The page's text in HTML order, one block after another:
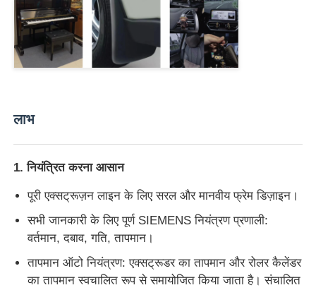
ट्विन स्क्रू एक्सट्रूज़न लाइन
फनीर उत्पादन लाइन
PMMA GPPS शीट एक्सट्रूज़न लाइन
प्लास्टिक बोर्ड एक्सट्रूज़न लाइन
थर्मोफॉर्मिंग शीट एक्सट्रूज़न लाइन
लाभ
1. नियंत्रित करना आसान
पूरी एक्सट्रूज़न लाइन के लिए सरल और मानवीय फ्रेम डिज़ाइन।
सभी जानकारी के लिए पूर्ण SIEMENS नियंत्रण प्रणाली:
वर्तमान, दबाव, गति, तापमान।
तापमान ऑटो नियंत्रण: एक्सट्रूडर का तापमान और रोलर कैलेंडर
का तापमान स्वचालित रूप से समायोजित किया जाता है। संचालित